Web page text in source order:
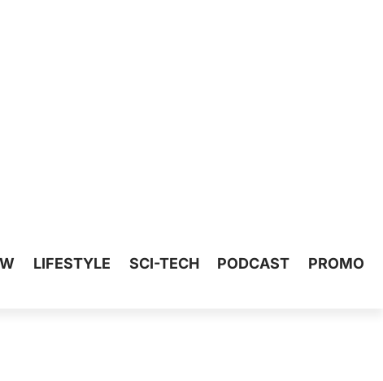
LIFESTYLE SCI-TECH PODCAST
PROMO